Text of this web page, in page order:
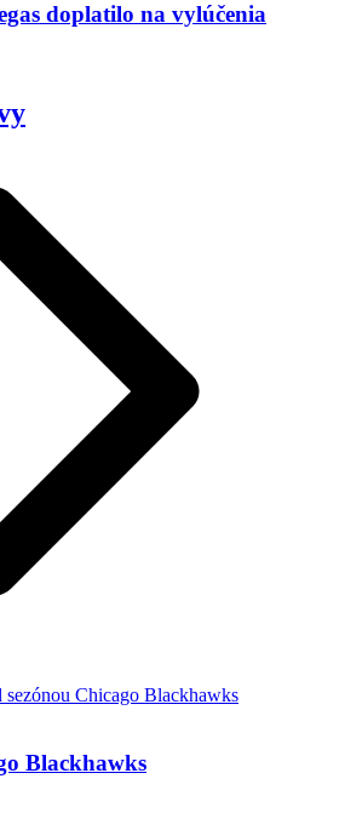
doplatilo na vylúčenia
Blackhawks